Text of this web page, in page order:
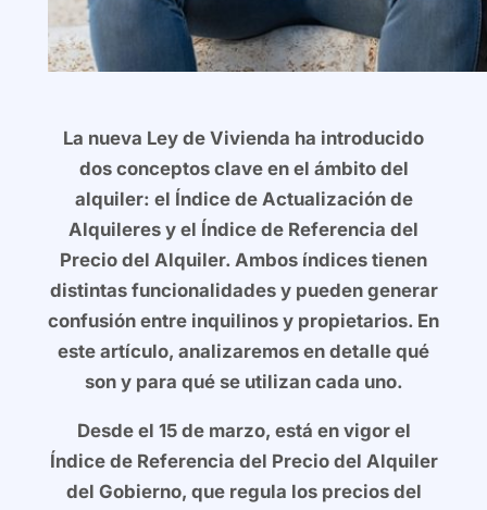
La nueva Ley de Vivienda ha introducido
dos conceptos clave en el ámbito del
alquiler: el Índice de Actualización de
Alquileres y el Índice de Referencia del
Precio del Alquiler. Ambos índices tienen
distintas funcionalidades y pueden generar
confusión entre inquilinos y propietarios. En
este artículo, analizaremos en detalle qué
son y para qué se utilizan cada uno.
Desde el 15 de marzo, está en vigor el
Índice de Referencia del Precio del Alquiler
del Gobierno, que regula los precios del